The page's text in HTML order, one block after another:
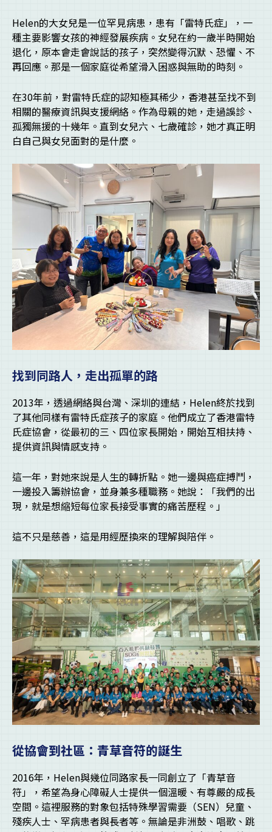
Helen的大女兒是一位罕見病患，患有「雷特氏症」，一
種主要影響女孩的神經發展疾病。女兒在約一歲半時開始
退化，原本會走會說話的孩子，突然變得沉默、恐懼、不
再回應。那是一個家庭從希望滑入困惑與無助的時刻。
在30年前，對雷特氏症的認知極其稀少，香港甚至找不到
相關的醫療資訊與支援網絡。作為母親的她，走過誤診、
孤獨無援的十幾年。直到女兒六、七歲確診，她才真正明
白自己與女兒面對的是什麼。
找到同路人，走出孤單的路
2013年，透過網絡與台灣、深圳的連結，Helen終於找到
了其他同樣有雷特氏症孩子的家庭。他們成立了香港雷特
氏症協會，從最初的三、四位家長開始，開始互相扶持、
提供資訊與情感支持。
這一年，對她來說是人生的轉折點。她一邊與癌症搏鬥，
一邊投入籌辦協會，並身兼多種職務。她說：「我們的出
現，就是想縮短每位家長接受事實的痛苦歷程。」
這不只是慈善，這是用經歷換來的理解與陪伴。
從協會到社區：青草音符的誕生
2016年，Helen與幾位同路家長一同創立了「青草音
符」，希望為身心障礙人士提供一個溫暖、有尊嚴的成長
空間。這裡服務的對象包括特殊學習需要（SEN）兒童、
殘疾人士、罕病患者與長者等。無論是非洲鼓、唱歌、跳